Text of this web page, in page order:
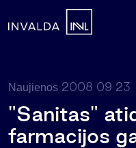
Naujienos 2008 09 23
"Sanitas"
farmacijos